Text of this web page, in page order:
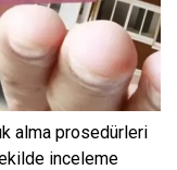
alma prosedürleri
inceleme